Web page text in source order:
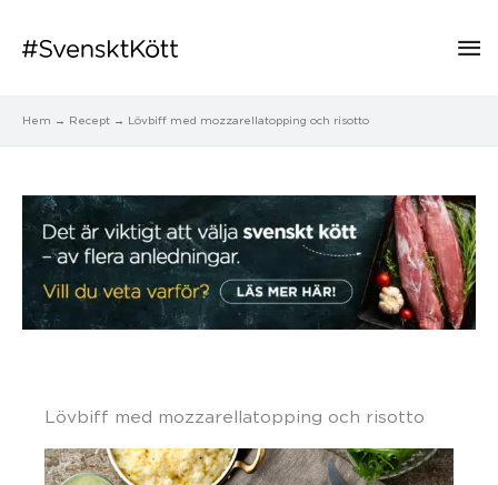
Hem Recept Lövbiff med mozzarellatopping och risotto
Lövbiff med mozzarellatopping och risotto